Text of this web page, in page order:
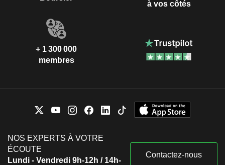
à vos côtés
+ 1 300 000
membres
NOS EXPERTS À VOTRE
ÉCOUTE
Lundi - Vendredi 9h-12h / 14h-
Contactez-nous